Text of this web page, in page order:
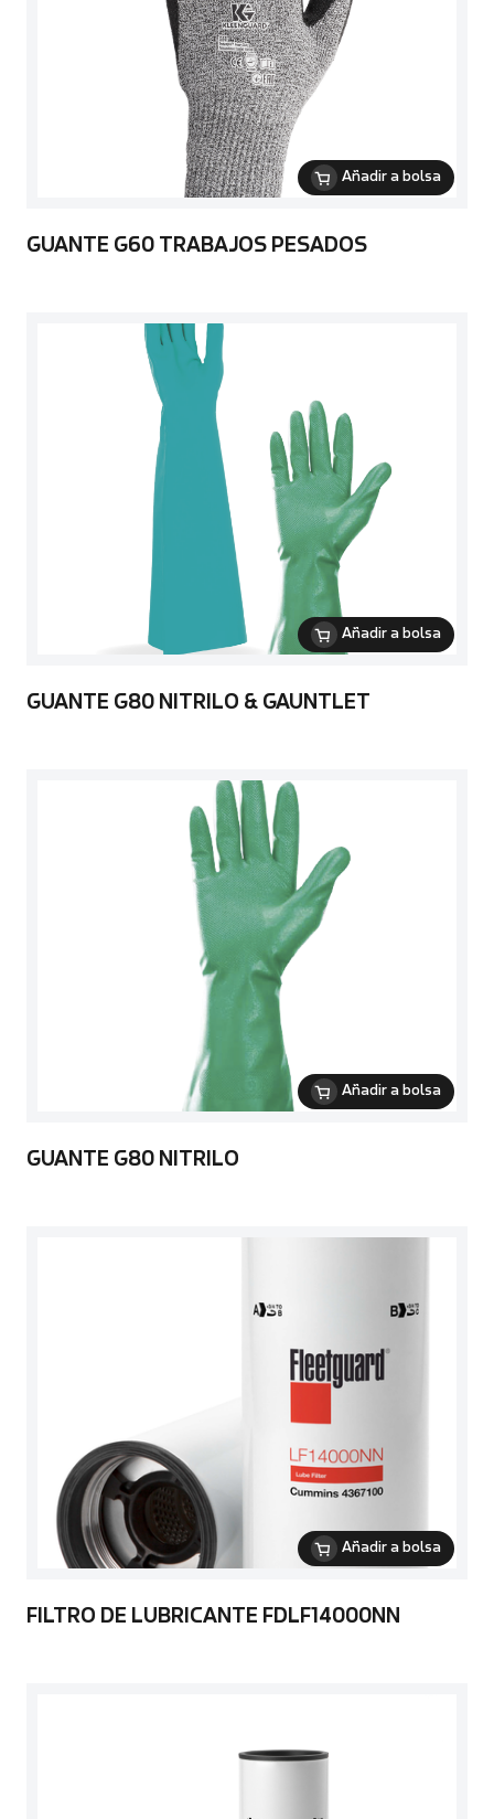
Añadir a bolsa
GUANTE G60 TRABAJOS PESADOS
Añadir a bolsa
GUANTE G80 NITRILO & GAUNTLET
Añadir a bolsa
GUANTE G80 NITRILO
Añadir a bolsa
FILTRO DE LUBRICANTE FDLF14000NN